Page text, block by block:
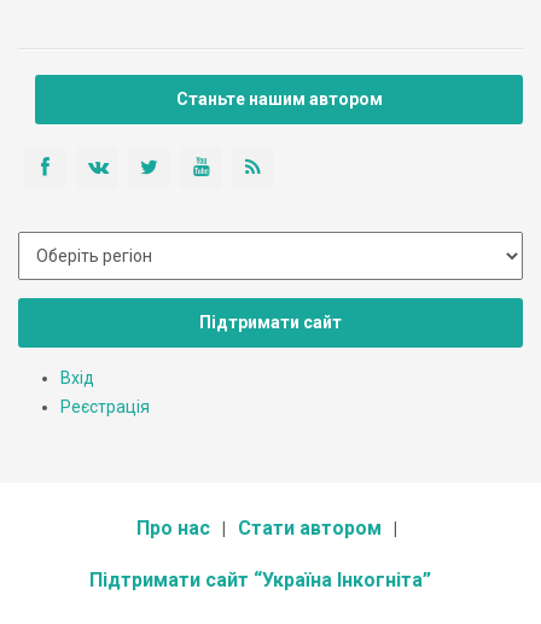
Станьте нашим автором
Підтримати сайт
Вхід
Реєстрація
Про нас Стати автором
Підтримати сайт “Україна Інкогніта”